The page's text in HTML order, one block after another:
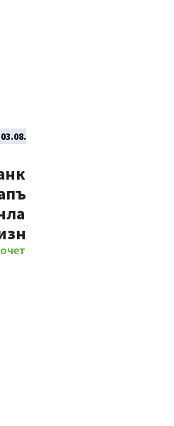
03.08.2026
ДСК стартира
процес за нови
клиенти
повече